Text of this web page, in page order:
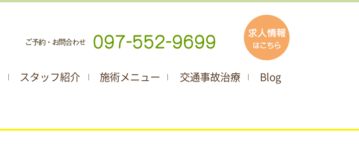
スタッフ紹介 施術メニュー 交通事故治療 Blog